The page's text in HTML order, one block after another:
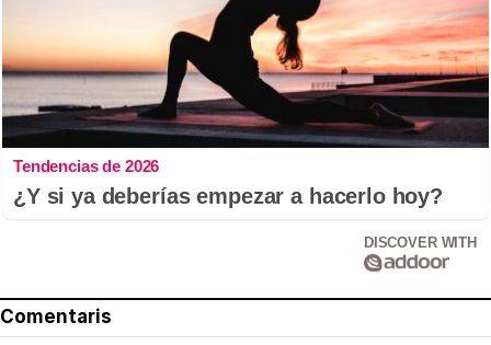
Tendencias de 2026
¿Y si ya deberías empezar a hacerlo hoy?
DISCOVER WITH
Comentaris